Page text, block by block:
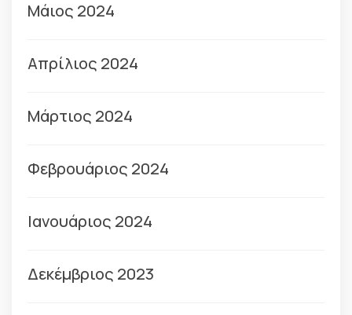
Μάιος 2024
Απρίλιος 2024
Μάρτιος 2024
Φεβρουάριος 2024
Ιανουάριος 2024
Δεκέμβριος 2023